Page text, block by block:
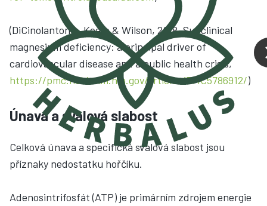
(DiCinolantonio, Keefe & Wilson, 2018, Subclinical
magnesium deficiency: a principal driver of
cardiovascular disease and a public health crisis,
https://pmc.ncbi.nlm.nih.gov/articles/PMC5786912/)
Únava a svalová slabost
Celková únava a specifická svalová slabost jsou
příznaky nedostatku hořčíku.
Adenosintrifosfát (ATP) je primárním zdrojem energie